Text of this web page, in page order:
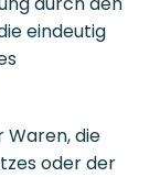
eindeutig
Waren, die
oder der